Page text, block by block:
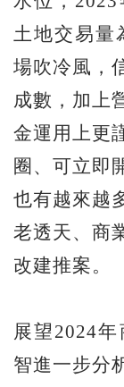
土地交易量
場吹冷風，
成數，加上
金運用上更
圈、可立即
也有越來越
老透天、商
改建推案。
展望2024
智進一步分